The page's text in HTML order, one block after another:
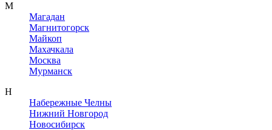
М
Магадан
Магнитогорск
Майкоп
Махачкала
Москва
Мурманск
Н
Набережные Челны
Нижний Новгород
Новосибирск